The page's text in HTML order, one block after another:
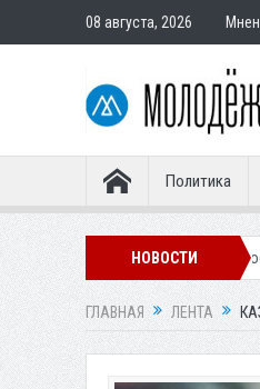
08 августа, 2026
Политика
НОВОСТИ
«Динамо» осталось без
ГЛАВНАЯ ЛЕНТА